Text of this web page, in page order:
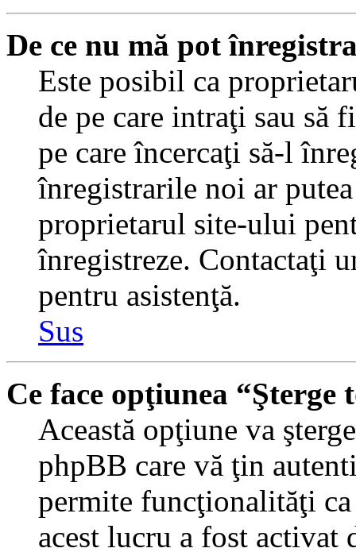
De ce nu mă pot
Este posibil ca
de pe care intraţi sau să
pe care încercaţi să-l
înregistrarile noi ar
proprietarul site-ului
înregistreze. Contactaţi
pentru asistenţă.
Sus
Ce face opţiunea
Această opţiune va
phpBB care vă ţin
permite funcţionalităţi
acest lucru a fost